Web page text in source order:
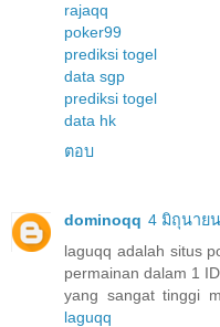
rajaqq
poker99
prediksi togel
data sgp
prediksi togel
data hk
ตอบ
dominoqq 4 มิถุนายน
laguqq adalah situs
permainan dalam 1
yang sangat tinggi
laguqq